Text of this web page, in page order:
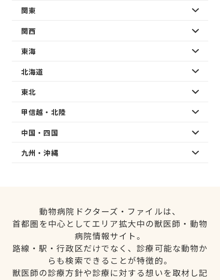
関東
関西
東海
北海道
東北
甲信越・北陸
中国・四国
九州・沖縄
動物病院ドクターズ・ファイルは、
首都圏を中心としてエリア拡大中の獣医師・動物
病院情報サイト。
路線・駅・行政区だけでなく、診療可能な動物か
らも検索できることが特徴的。
獣医師の診療方針や診療に対する想いを取材し記